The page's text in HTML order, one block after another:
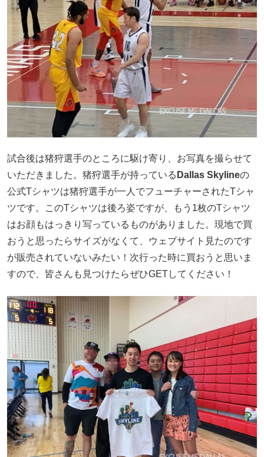
試合後は猪狩選手のところに駆け寄り、お写真を撮らせて
いただきました。猪狩選手が持っている Dallas Skylineの
公式Tシャツは猪狩選手が一人でフューチャーされたTシャ
ツです。このTシャツは後ろ姿ですが、もう1枚のTシャツ
はお顔もはっきり写っているものがありました。現地で買
おうと思ったらサイズがなくて、ウェブサイト見たのです
が販売されていないみたい！次行った時に買おうと思いま
すので、皆さんも見つけたらぜひGETしてください！